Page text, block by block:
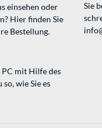
einsehen oder
Hier finden Sie
Bestellung.
Sie
mit Hilfe des
so, wie Sie es